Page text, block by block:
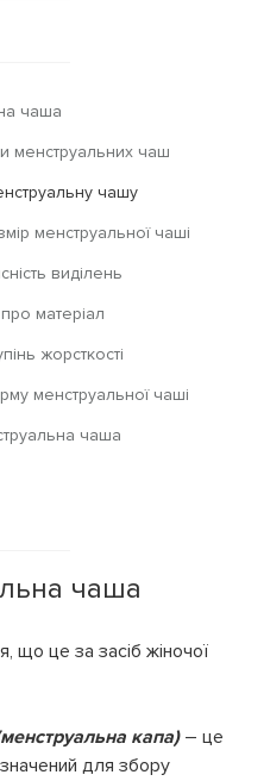
чаша
менструальних чаш
чашу
менструальної чаші
виділень
матеріал
жорсткості
менструальної чаші
чаша
чаша
що це за засіб жіночої
капа)– це
для збору